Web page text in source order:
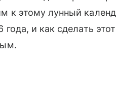
к этому лунный
года, и как сделать